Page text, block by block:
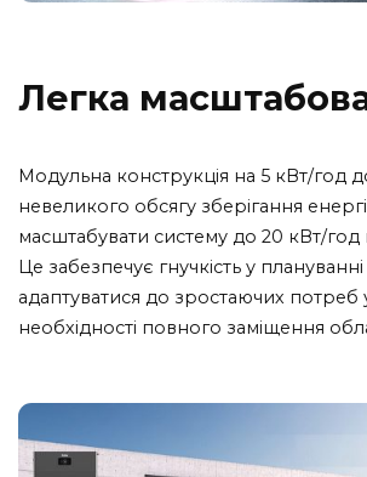
Легка
Модульна конструкція на 5 кВт/год
невеликого обсягу зберігання
масштабувати систему до 20 кВт/год
Це забезпечує гнучкість у плануванні
адаптуватися до зростаючих потреб
необхідності повного заміщення